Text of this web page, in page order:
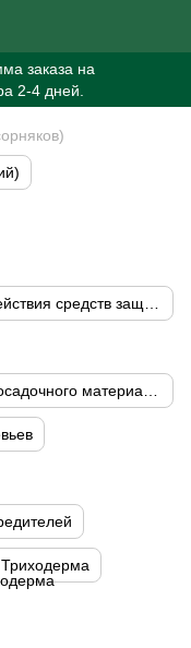
заказа на
2-4 дней.
Триходерма